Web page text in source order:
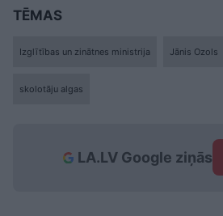
TĒMAS
Izglītības un zinātnes ministrija Jānis Ozols
skolotāju algas
LA.LV Google ziņās